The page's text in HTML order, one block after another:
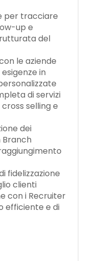
per tracciare
up e
del
le aziende
in
di servizi
selling e
dei
fidelizzazione
clienti
con i Recruiter
efficiente e di